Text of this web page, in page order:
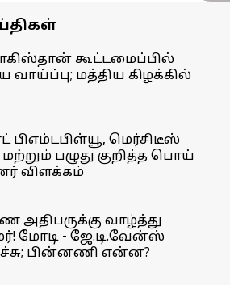
பாகிஸ்தான் கூட்டமைப்பில்
மத்திய கிழக்கில்
மெர்சிடீஸ்
மற்றும் பழுது குறித்த பொய்
விளக்கம்
அதிபருக்கு வாழ்த்து
மோடி - ஜே.டி.வேன்ஸ்
பின்னணி என்ன?